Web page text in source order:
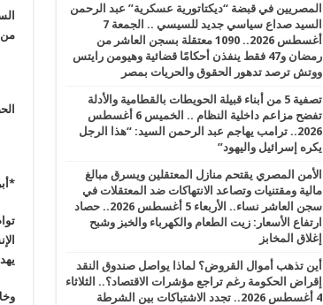
من
المصريين في قبضة “ديكتاتورية عسكرية” عبد الرحمن
السيد صداع سياسي جديد للسيسي .. الجمعة 7
أغسطس 2026.. 1090 معتقلة بسجن العاشر من
رمضان و47 فقط ينفذن أحكامًا قضائية وهيومن رايتس
ووتش ترصد تدهور الحقوق والحريات بمصر
تصفية 5 من أبناء قبيلة الحويطات بالقطامية والأدلة
تفضح مزاعم داخلية النظام .. الخميس 6 أغسطس
2026.. ترامب يهاجم عبد الرحمن السيد: “هذا الرجل
يكره إسرائيل واليهود”
الأمن المصري يقتحم منازل المعتقلين ويسرق مبالغ
مالية ومقتنيات وتصاعد الانتهاكات ضد المعتقلات في
سجن العاشر نساء.. الأربعاء 5 أغسطس 2026.. حصاد
ارتفاع الأسعار: زيت الطعام والكهرباء والخبز وشبح
إغلاق المخابز
أين تذهب أموال القروض؟ لماذا يواصل صندوق النقد
إقراض الحكومة رغم تراجع مؤشرات الاقتصاد؟.. الثلاثاء
4 أغسطس 2026.. تجدد الاشتباكات بين الشرطة